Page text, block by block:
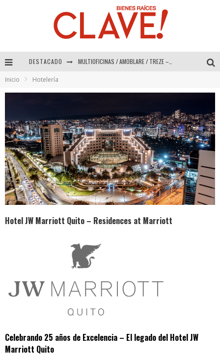
DESTACADO MULTIOFICINAS / AMOBLARE / TREZE – Especial Interiorismo & Decoración 2026
ADRIANA HOYOS DESIGN STUDIO – Especial Interiorismo & Decoración 2026
Inicio Hotelería
Hotel JW Marriott Quito – Residences at Marriott
Celebrando 25 años de Excelencia – El legado del Hotel JW
Marriott Quito